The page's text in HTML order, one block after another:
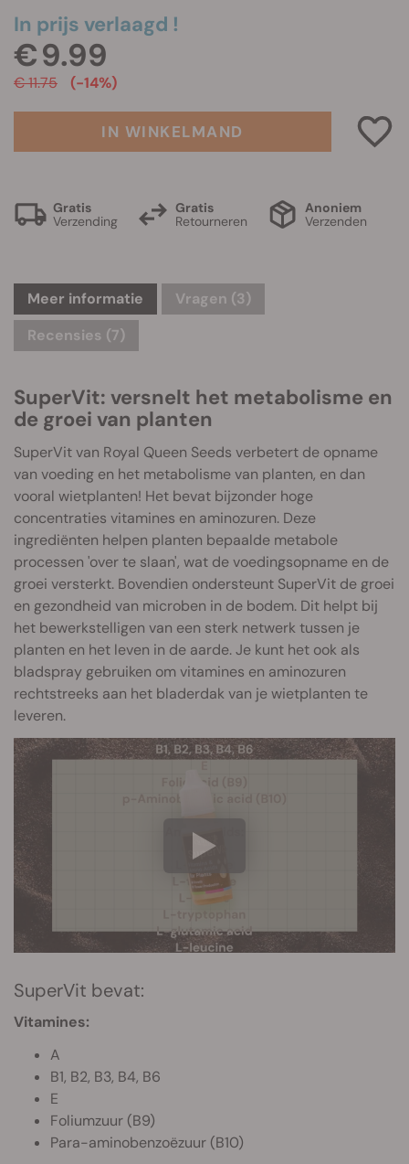
In prijs verlaagd !
€ 9.99
€ 11.75 (-14%)
IN WINKELMAND
Gratis
Verzending
Gratis
Retourneren
Anoniem
Verzenden
Meer informatie Vragen (3)
Recensies (7)
SuperVit: versnelt het metabolisme en
de groei van planten
SuperVit van Royal Queen Seeds verbetert de opname
van voeding en het metabolisme van planten, en dan
vooral wietplanten! Het bevat bijzonder hoge
concentraties vitamines en aminozuren. Deze
ingrediënten helpen planten bepaalde metabole
processen 'over te slaan', wat de voedingsopname en de
groei versterkt. Bovendien ondersteunt SuperVit de groei
en gezondheid van microben in de bodem. Dit helpt bij
het bewerkstelligen van een sterk netwerk tussen je
planten en het leven in de aarde. Je kunt het ook als
bladspray gebruiken om vitamines en aminozuren
rechtstreeks aan het bladerdak van je wietplanten te
leveren.
SuperVit bevat:
Vitamines:
A
B1, B2, B3, B4, B6
E
Foliumzuur (B9)
Para-aminobenzoëzuur (B10)